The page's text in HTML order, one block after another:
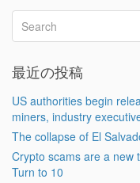
最近の投稿
US authorities begin
miners, industry
The collapse of El
Crypto scams are a new
Turn to 10